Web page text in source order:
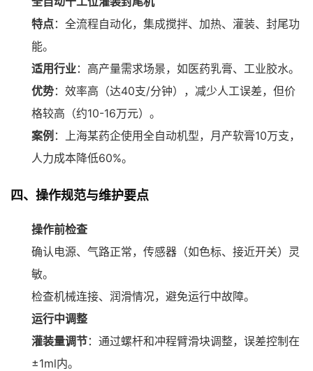
特点：全流程自动化，集成搅拌、加热、灌装、封尾功
能。
适用行业：高产量需求场景，如医药乳膏、工业胶水。
优势：效率高（达40支/分钟），减少人工误差，但价
格较高（约10-16万元）。
案例 ：上海某药企使用全自动机型，月产软膏10万支，
人力成本降低60%。
四、操作规范与维护要点
操作前检查
确认电源、气路正常，传感器（如色标、接近开关）灵
敏。
检查机械连接、润滑情况，避免运行中故障。
运行中调整
灌装量调节：通过螺杆和冲程臂滑块调整，误差控制在
±1ml内。